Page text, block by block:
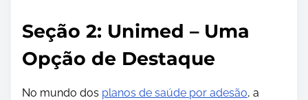
Seção 2: Unimed – Uma
Opção de Destaque
No mundo dos planos de saúde por adesão, a